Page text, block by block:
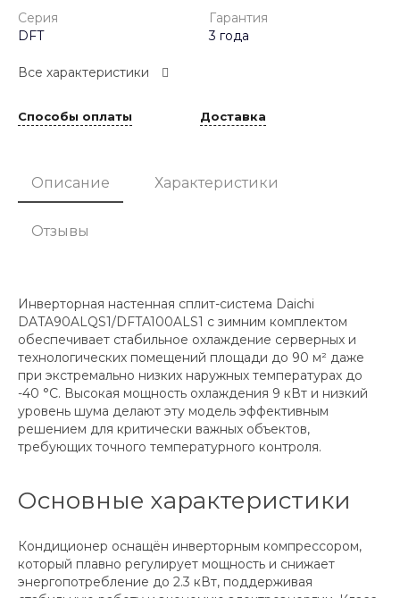
Серия
DFT
Гарантия
3 года
Все характеристики
Способы оплаты Доставка
Описание Характеристики
Отзывы
Инверторная настенная сплит-система Daichi
DATA90ALQS1/DFTA100ALS1 с зимним комплектом
обеспечивает стабильное охлаждение серверных и
технологических помещений площади до 90 м² даже
при экстремально низких наружных температурах до
-40 °C. Высокая мощность охлаждения 9 кВт и низкий
уровень шума делают эту модель эффективным
решением для критически важных объектов,
требующих точного температурного контроля.
Основные характеристики
Кондиционер оснащён инверторным компрессором,
который плавно регулирует мощность и снижает
энергопотребление до 2.3 кВт, поддерживая